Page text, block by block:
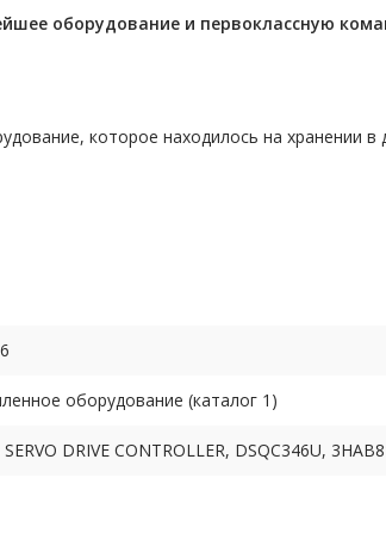
оборудование и первоклассную
которое находилось на хранении в
оборудование (каталог 1)
DRIVE CONTROLLER, DSQC346U,